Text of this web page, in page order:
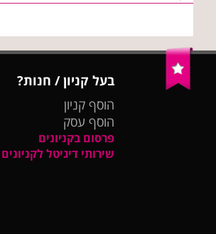
בעל קניון / חנות?
הוסף קניון
הוסף עסק
פרסום בקניונים
שירותי דיגיטל לקניונים